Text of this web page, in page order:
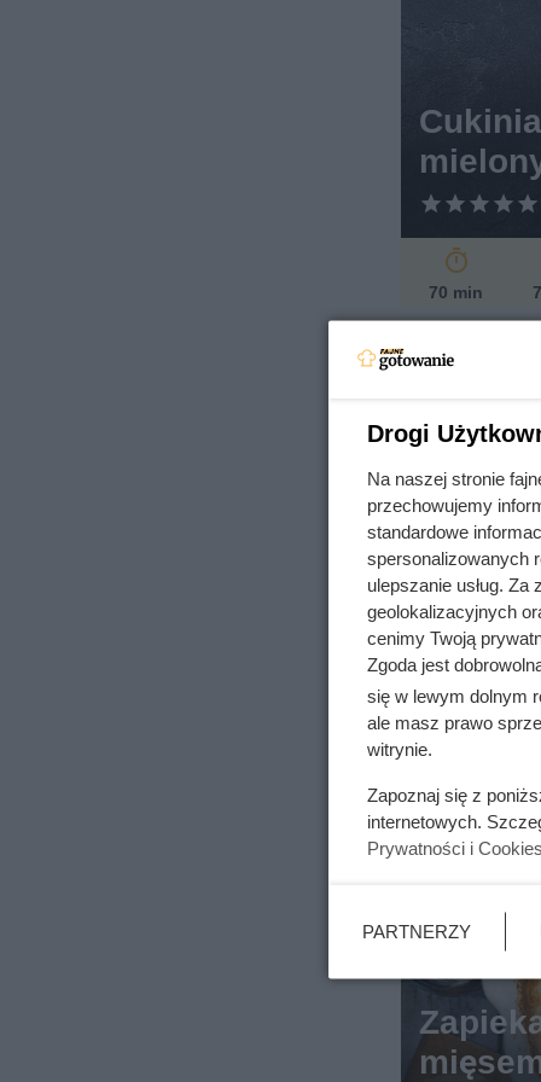
70 min
Drogi
Na naszej stronie
przechowujemy
standardowe
spersonalizowanych
ulepszanie usług.
geolokalizacyjnych
cenimy Twoją
Zgoda jest
się w lewym dolnym
ale masz prawo
witrynie.
Zapoznaj się z
internetowych.
Prywatności i Cookies
PARTNERZY